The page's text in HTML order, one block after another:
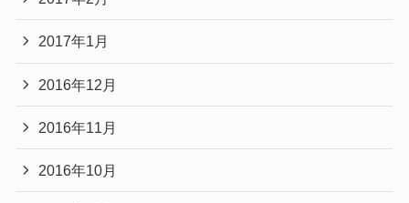
2017年1月
2016年12月
2016年11月
2016年10月